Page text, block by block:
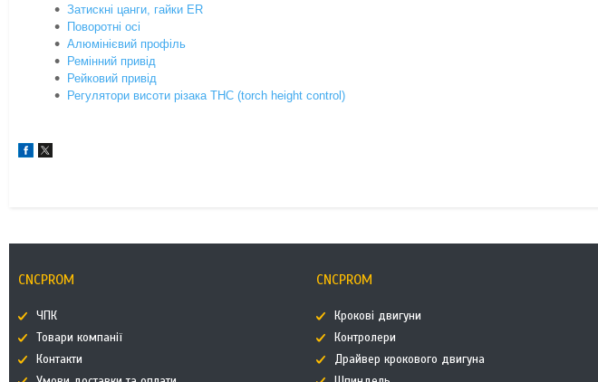
Затискні цанги, гайки ER
Поворотні осі
Алюмінієвий профіль
Ремінний привід
Рейковий привід
Регулятори висоти різака THC (torch height control)
CNCPROM
ЧПК
Товари компанії
Контакти
CNCPROM
Крокові двигуни
Контролери
Драйвер крокового двигуна